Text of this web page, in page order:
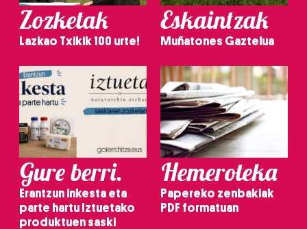
Zozketak
Lazkao Txikik 100 urte!
Eskaintzak
Muñatones Gaztelua
Gure berri.
Erantzun inkesta eta
parte hartu Iztuetako
produktuen saski
Hemeroteka
Papereko zenbakiak
PDF formatuan